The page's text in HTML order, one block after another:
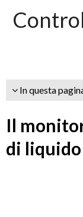
In questa
Il
di